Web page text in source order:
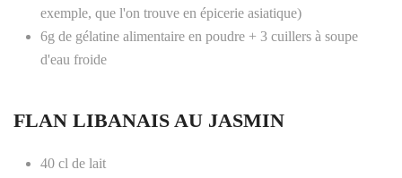
exemple, que l'on trouve en épicerie asiatique)
6g de gélatine alimentaire en poudre + 3 cuillers à soupe
d'eau froide
FLAN LIBANAIS AU JASMIN
40 cl de lait